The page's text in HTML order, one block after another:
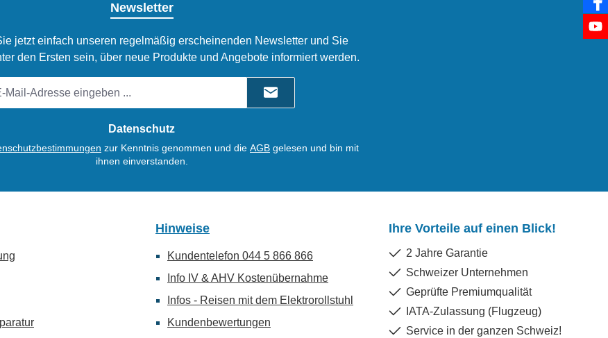
Newsletter
jetzt einfach unseren regelmäßig erscheinenden Newsletter und Sie
den Ersten sein, über neue Produkte und Angebote informiert werden.
Datenschutz
zur Kenntnis genommen und die AGB gelesen und bin mit
ihnen einverstanden.
Hinweise
Kundentelefon 044 5 866 866
Info IV & AHV Kostenübernahme
Infos - Reisen mit dem Elektrorollstuhl
Kundenbewertungen
Ihre Vorteile auf einen Blick!
2 Jahre Garantie
Schweizer Unternehmen
Geprüfte Premiumqualität
IATA-Zulassung (Flugzeug)
Service in der ganzen Schweiz!